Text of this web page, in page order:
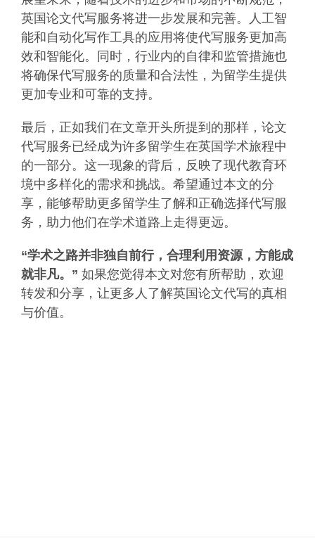
英国论文代写服务将进一步发展和完善。人工智
能和自动化写作工具的应用将使代写服务更加高
效和智能化。同时，行业内的自律和监管措施也
将确保代写服务的质量和合法性，为留学生提供
更加专业和可靠的支持。
最后，正如我们在文章开头所提到的那样，论文
代写服务已经成为许多留学生在英国学术旅程中
的一部分。这一现象的背后，反映了现代教育环
境中多样化的需求和挑战。希望通过本文的分
享，能够帮助更多留学生了解和正确选择代写服
务，助力他们在学术道路上走得更远。
“学术之路并非独自前行，合理利用资源，方能成
就非凡。” 如果您觉得本文对您有所帮助，欢迎
转发和分享，让更多人了解英国论文代写的真相
与价值。